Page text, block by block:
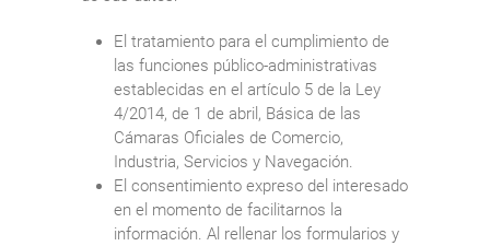
El tratamiento para el cumplimiento de
las funciones público-administrativas
establecidas en el artículo 5 de la Ley
4/2014, de 1 de abril, Básica de las
Cámaras Oficiales de Comercio,
Industria, Servicios y Navegación.
El consentimiento expreso del interesado
en el momento de facilitarnos la
información. Al rellenar los formularios y